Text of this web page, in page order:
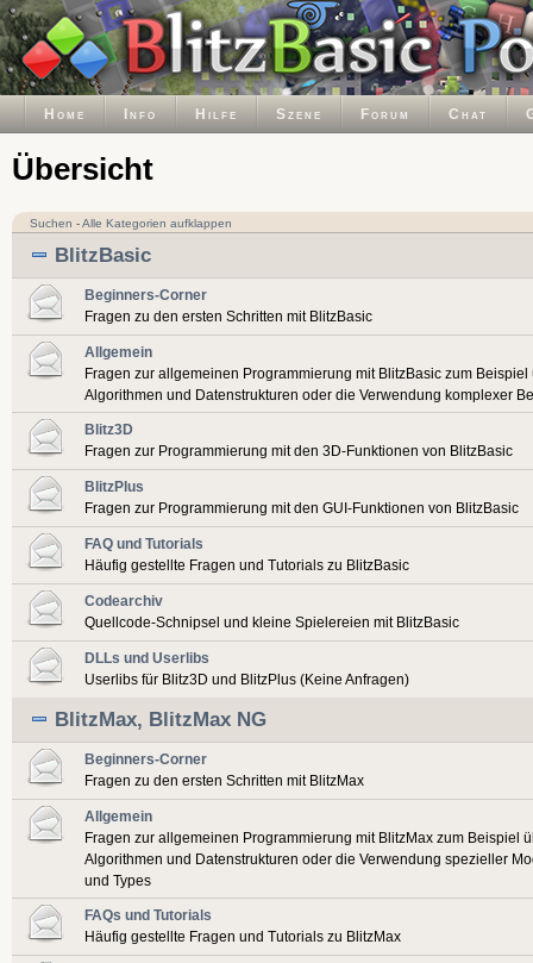
Home Info Hilfe Szene Forum Chat
Übersicht
Suchen -Alle Kategorien aufklappen
BlitzBasic
Beginners-Corner
Fragen zu den ersten Schritten mit BlitzBasic
Allgemein
Fragen zur allgemeinen Programmierung mit BlitzBasic zum Beispiel
Algorithmen und Datenstrukturen oder die Verwendung komplexer
Blitz3D
Fragen zur Programmierung mit den 3D-Funktionen von BlitzBasic
BlitzPlus
Fragen zur Programmierung mit den GUI-Funktionen von BlitzBasic
FAQ und Tutorials
Häufig gestellte Fragen und Tutorials zu BlitzBasic
Codearchiv
Quellcode-Schnipsel und kleine Spielereien mit BlitzBasic
DLLs und Userlibs
Userlibs für Blitz3D und BlitzPlus (Keine Anfragen)
BlitzMax, BlitzMax NG
Beginners-Corner
Fragen zu den ersten Schritten mit BlitzMax
Allgemein
Fragen zur allgemeinen Programmierung mit BlitzMax zum Beispiel
Algorithmen und Datenstrukturen oder die Verwendung spezieller
und Types
FAQs und Tutorials
Häufig gestellte Fragen und Tutorials zu BlitzMax